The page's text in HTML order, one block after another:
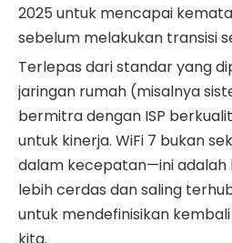
2025 untuk mencapai
sebelum melakukan transisi
Terlepas dari standar yang
jaringan rumah (misalnya
bermitra dengan ISP
untuk kinerja. WiFi 7 bukan
dalam kecepatan—ini adalah
lebih cerdas dan saling
untuk mendefinisikan